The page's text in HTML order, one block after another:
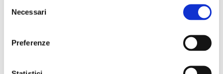
delNecessari
Preferenze